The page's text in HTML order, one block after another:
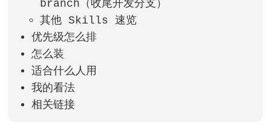
branch（收尾开发分支）
其他 Skills 速览
优先级怎么排
怎么装
适合什么人用
我的看法
相关链接